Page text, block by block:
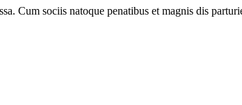
Cum sociis natoque penatibus et magnis dis